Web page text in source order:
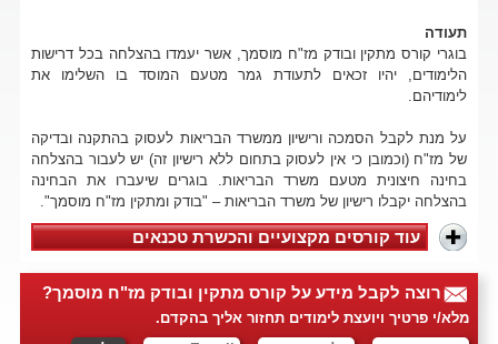
תעודה
בוגרי קורס מתקין ובודק מז"ח מוסמך, אשר יעמדו בהצלחה בכל דרישות
הלימודים, יהיו זכאים לתעודת גמר מטעם המוסד בו השלימו את
לימודיהם.
על מנת לקבל הסמכה ורישיון ממשרד הבריאות לעסוק בהתקנה ובדיקה
של מז"ח (וכמובן כי אין לעסוק בתחום ללא רישיון זה) יש לעבור בהצלחה
בחינה חיצונית מטעם משרד הבריאות. בוגרים שיעברו את הבחינה
בהצלחה יקבלו רישיון של משרד הבריאות – "בודק ומתקין מז"ח מוסמך".
עוד קורסים מקצועיים והכשרת טכנאים
רוצה לקבל מידע על קורס מתקין ובודק מז"ח מוסמך?
מלא/י פרטיך ויועצת לימודים תחזור אליך בהקדם.